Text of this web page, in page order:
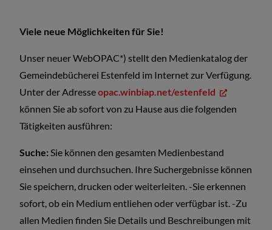
Viele neue Möglichkeiten für Sie!
Unser neuer WebOPAC*) stellt den Medienkatalog der
Gemeindebücherei Estenfeld im Internet zur Verfügung.
Unter der Adresseopac.winbiap.net/estenfeld
können Sie ab sofort von zu Hause aus die folgenden
Tätigkeiten ausführen:
Suche: Sie können den gesamten Medienbestand
einsehen und durchsuchen. Ihre Suchergebnisse können
Sie speichern, drucken oder weiterleiten. -Sie erkennen
sofort, ob ein Medium entliehen oder verfügbar ist. -Zu
allen Medien finden Sie Details und Beschreibungen mit